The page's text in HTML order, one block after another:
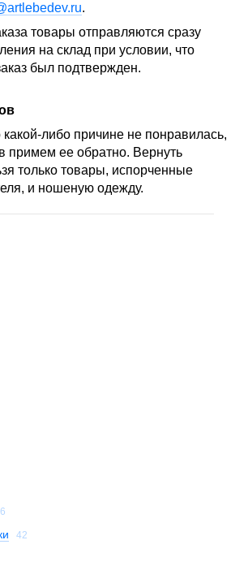
.
товары отправляются сразу
на склад при условии, что
был подтвержден.
какой-либо причине не понравилась,
примем ее обратно. Вернуть
только товары, испорченные
и ношеную одежду.
42